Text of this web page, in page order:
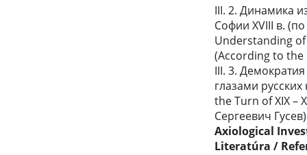
III. 2. Динамика
Софии XVIII в.
Understanding
(According to
III. 3.
глазами
the Turn of XIX –
Сергеевич
Axiological
Literatúra /